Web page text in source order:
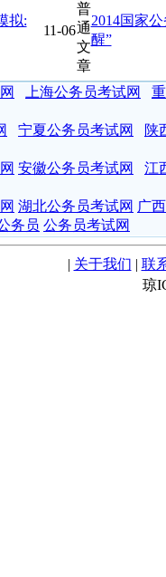
拟:
11-06
2014国家
醒”
上海公务员考试网
宁夏公务员考试网
陕
安徽公务员考试网
江
湖北公务员考试网 广
务员 公务员考试网
| 关于我们 | 联
琼